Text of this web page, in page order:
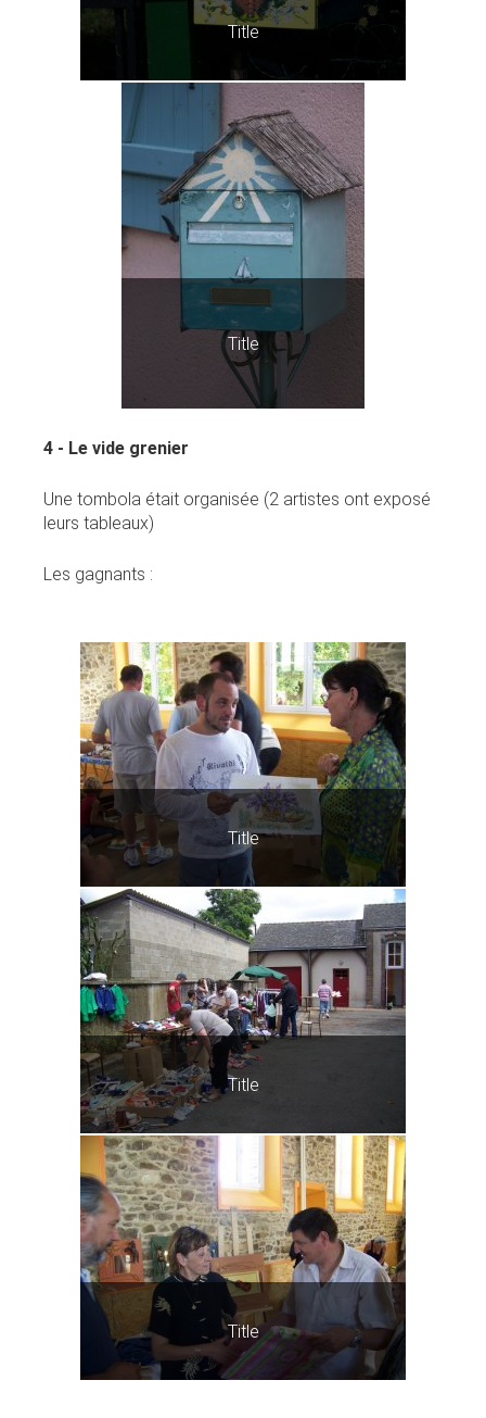
Title
Title
4 - Le vide grenier
Une tombola était organisée (2 artistes ont exposé
leurs tableaux)
Les gagnants :
Title
Title
Title